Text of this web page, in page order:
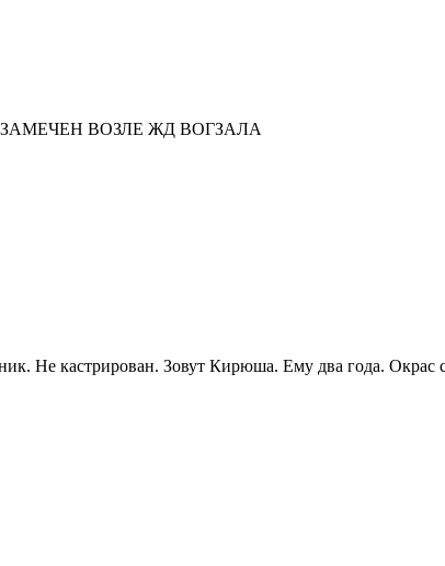
ВОЗЛЕ ЖД ВОГЗАЛА
Не кастрирован. Зовут Кирюша. Ему два года. Окрас